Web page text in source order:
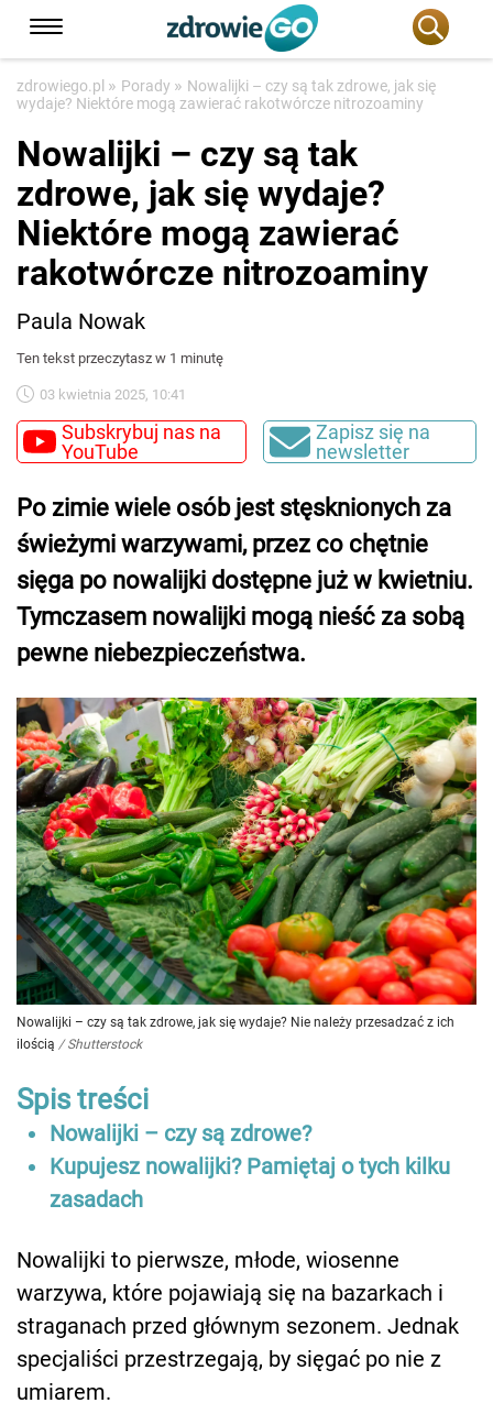
zdrowiego.pl » Porady » Nowalijki – czy są tak zdrowe, jak się
wydaje? Niektóre mogą zawierać rakotwórcze nitrozoaminy
Nowalijki – czy są tak
zdrowe, jak się wydaje?
Niektóre mogą zawierać
rakotwórcze nitrozoaminy
Paula Nowak
Ten tekst przeczytasz w 1 minutę
03 kwietnia 2025, 10:41
Subskrybuj nas na
YouTube
Zapisz się na
newsletter
Po zimie wiele osób jest stęsknionych za
świeżymi warzywami, przez co chętnie
sięga po nowalijki dostępne już w kwietniu.
Tymczasem nowalijki mogą nieść za sobą
pewne niebezpieczeństwa.
Nowalijki – czy są tak zdrowe, jak się wydaje? Nie należy przesadzać z ich
ilością / Shutterstock
Spis treści
Nowalijki – czy są zdrowe?
Kupujesz nowalijki? Pamiętaj o tych kilku
zasadach
Nowalijki to pierwsze, młode, wiosenne
warzywa, które pojawiają się na bazarkach i
straganach przed głównym sezonem. Jednak
specjaliści przestrzegają, by sięgać po nie z
umiarem.